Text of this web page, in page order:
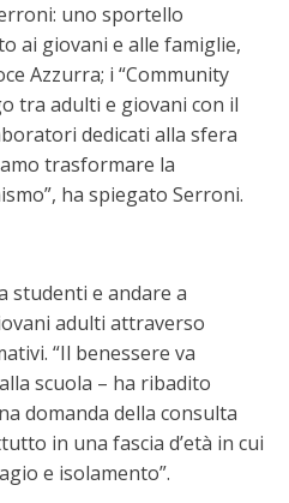
uno sportello
ai giovani e alle famiglie,
Azzurra; i “Community
tra adulti e giovani con il
dedicati alla sfera
trasformare la
ha spiegato Serroni.
studenti e andare a
adulti attraverso
“Il benessere va
scuola – ha ribadito
domanda della consulta
in una fascia d’età in cui
e isolamento”.